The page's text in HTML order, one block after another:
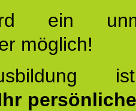
ein
möglich!